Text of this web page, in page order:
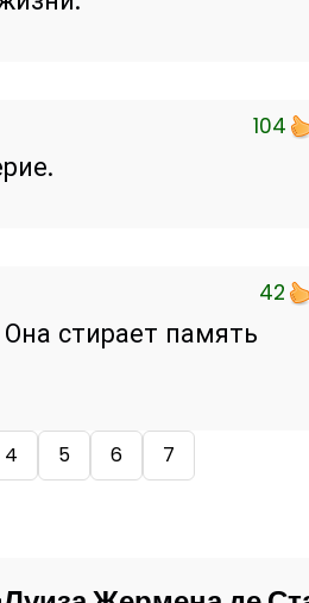
104
42
стирает память
4 5 6
7